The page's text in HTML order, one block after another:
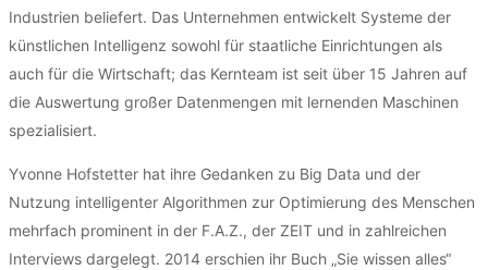
Industrien beliefert. Das Unternehmen entwickelt Systeme der
künstlichen Intelligenz sowohl für staatliche Einrichtungen als
auch für die Wirtschaft; das Kernteam ist seit über 15 Jahren auf
die Auswertung großer Datenmengen mit lernenden Maschinen
spezialisiert.
Yvonne Hofstetter hat ihre Gedanken zu Big Data und der
Nutzung intelligenter Algorithmen zur Optimierung des Menschen
mehrfach prominent in der F.A.Z., der ZEIT und in zahlreichen
Interviews dargelegt. 2014 erschien ihr Buch „Sie wissen alles“